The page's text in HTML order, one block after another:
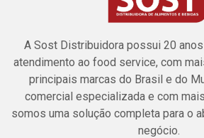
A Sost Distribuidora possui 20
atendimento ao food service, com
principais marcas do Brasil e do
comercial especializada e com
somos uma solução completa para o
negócio.